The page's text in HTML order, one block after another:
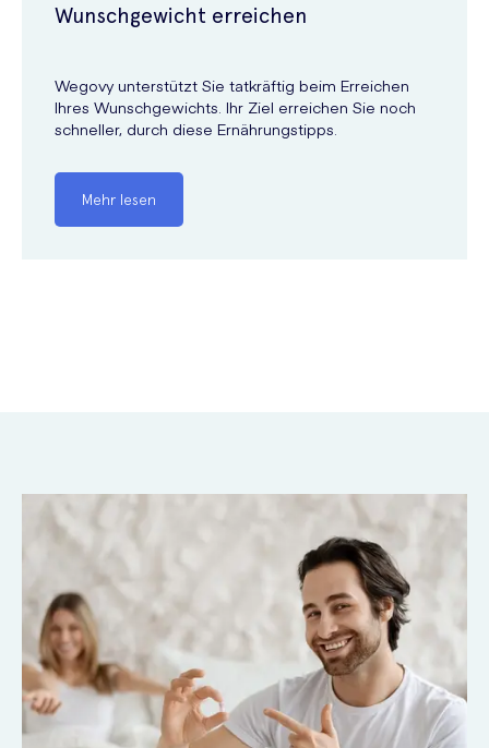
Wunschgewicht erreichen
Wegovy unterstützt Sie tatkräftig beim Erreichen
Ihres Wunschgewichts. Ihr Ziel erreichen Sie noch
schneller, durch diese Ernährungstipps.
Mehr lesen